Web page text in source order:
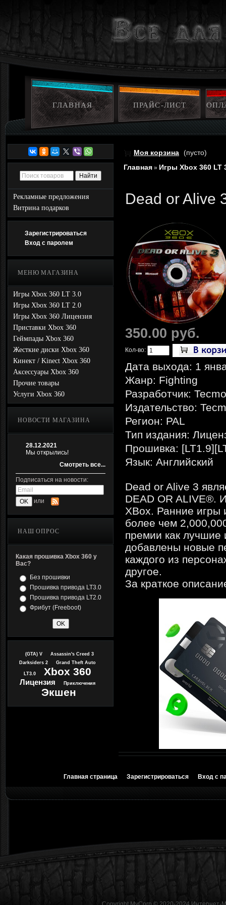
ГЛАВНАЯ ПРАЙС-ЛИСТ
Рекламные предложения
Витрина подарков
Зарегистрироваться
Вход с паролем
МЕНЮ МАГАЗИНА
Игры Xbox 360 LT 3.0
Игры Xbox 360 LT 2.0
Игры Xbox 360 Лицензия
Приставки Xbox 360
Геймпады Xbox 360
Жесткие диски Xbox 360
Кинект / Kinect Xbox 360
Аксессуары Xbox 360
Прочие товары
Услуги Xbox 360
НОВОСТИ МАГАЗИНА
28.12.2021
Мы открылись!
Смотреть все...
Подписаться на новости:
или
НАШ ОПРОС
Какая прошивка Xbox 360 у
Вас?
Без прошивки
Прошивка привода LT3.0
Прошивка привода LT2.0
Фрибут (Freeboot)
(GTA) V
Assassin's Creed 3
Darksiders 2
Grand Theft Auto
LT3.0 Xbox 360
Лицензия Приключения
Экшен
Моя корзина (пусто)
Главная » Игры Xbox 360 LT
Dead or Alive
350.00 руб.
Кол-во:
Дата выхода: 1
Жанр: Fighting
Разработчик: Tecmo
Издательство:
Регион: PAL
Тип издания:
Прошивка:
Язык: Английский
Dead or Alive 3
DEAD OR ALIVE®.
XBox. Ранние игры
более чем
премии как лучшие
добавлены новые
каждого из
другое.
За краткое
Главная страница Зарегистрироваться Вход с